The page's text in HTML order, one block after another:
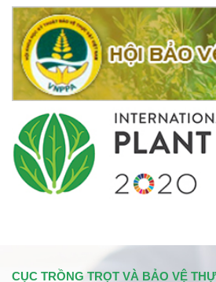
CỤC TRỒNG TRỌT VÀ BẢO VỆ